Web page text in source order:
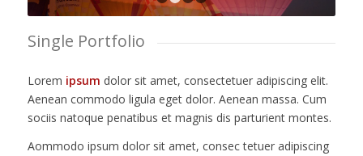
1 3 4
Single Portfolio
Lorem ipsum dolor sit amet, consectetuer adipiscing elit.
Aenean commodo ligula eget dolor. Aenean massa. Cum
sociis natoque penatibus et magnis dis parturient montes.
Aommodo ipsum dolor sit amet, consec tetuer adipiscing